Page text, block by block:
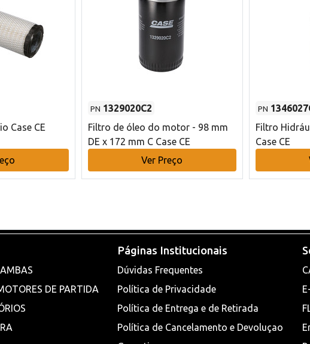
Case CE
PN 1329020C2
Filtro de óleo do motor - 98 mm
DE x 172 mm C Case CE
Ver Preço
PN
Filtro
Case CE
DE PARTIDA
Páginas Institucionais
Dúvidas Frequentes
Política de Privacidade
Política de Entrega e de Retirada
Política de Cancelamento e Devoluçao